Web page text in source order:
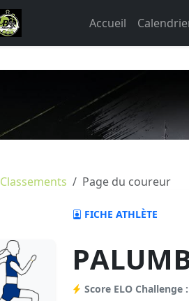
Accueil
Classements Page du coureur
FICHE ATHLÈTE
Score ELO Challenge